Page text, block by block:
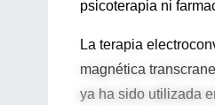
psicoterapia ni
La terapia
magnética
ya ha sido utilizada